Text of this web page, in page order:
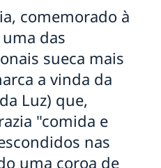
da Suécia visita
para crianças em
comemorado à
das
sueca mais
a vinda da
Luz) que,
"comida e
nas
uma coroa de